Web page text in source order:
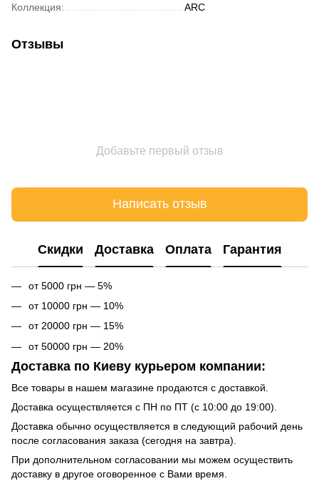
Коллекция: ARC
Отзывы
Добавьте первый отзыв
Написать отзыв
Cкидки Доставка Оплата Гарантия
от 5000 грн — 5%
от 10000 грн — 10%
от 20000 грн — 15%
от 50000 грн — 20%
Доставка по Киеву курьером компании:
Все товары в нашем магазине продаются с доставкой.
Доставка осуществляется с ПН по ПТ (с 10:00 до 19:00).
Доставка обычно осуществляется в следующий рабочий день
после согласования заказа (сегодня на завтра).
При дополнительном согласовании мы можем осуществить
доставку в другое оговоренное с Вами время.